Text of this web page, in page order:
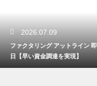
2026.07.09
ファクタリング アットライン 即
日【早い資金調達を実現】